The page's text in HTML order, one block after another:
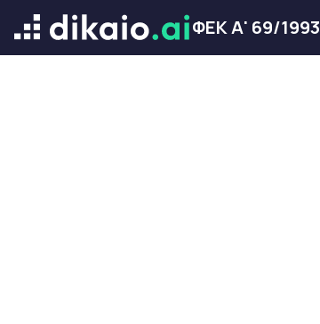
ΦΕΚ Α' 69/1993